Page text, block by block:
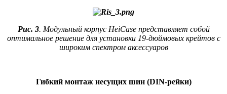
Рис. 3. Модульный корпус HeiCase представляет собой
оптимальное решение для установки 19‑дюймовых крейтов с
широким спектром аксессуаров
Гибкий монтаж несущих шин (DIN-рейки)